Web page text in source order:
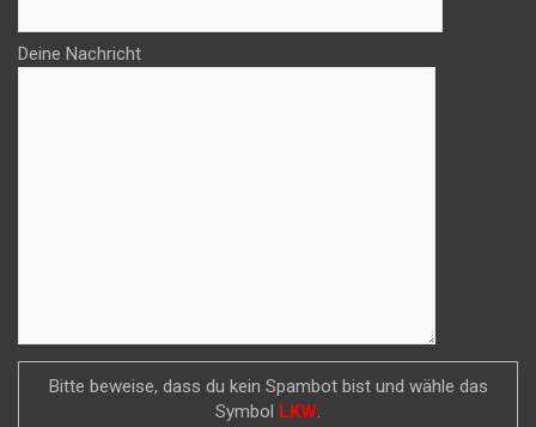
Deine Nachricht
Bitte beweise, dass du kein Spambot bist und wähle das
Symbol LKW.